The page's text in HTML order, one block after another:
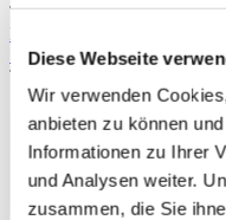
Diese Webseite
Wir verwenden
anbieten zu können
Informationen zu Ihrer
und Analysen weiter.
zusammen, die Sie
TIPP
HC Racing ABS Kunststoff
14)
Teilenummer: TK002-CRZ11